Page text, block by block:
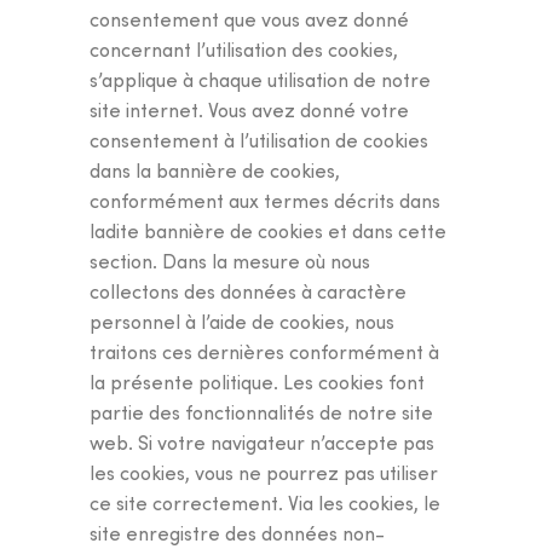
consentement que vous avez donné
concernant l’utilisation des cookies,
s’applique à chaque utilisation de notre
site internet. Vous avez donné votre
consentement à l’utilisation de cookies
dans la bannière de cookies,
conformément aux termes décrits dans
ladite bannière de cookies et dans cette
section. Dans la mesure où nous
collectons des données à caractère
personnel à l’aide de cookies, nous
traitons ces dernières conformément à
la présente politique. Les cookies font
partie des fonctionnalités de notre site
web. Si votre navigateur n’accepte pas
les cookies, vous ne pourrez pas utiliser
ce site correctement. Via les cookies, le
site enregistre des données non-